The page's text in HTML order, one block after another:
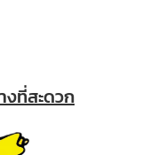
งที่สะดวก